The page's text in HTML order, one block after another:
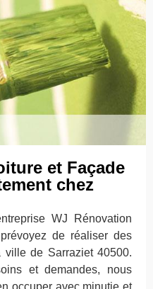
et Façade
chez
WJ Rénovation
de réaliser des
de Sarraziet 40500.
et demandes, nous
occuper avec minutie et